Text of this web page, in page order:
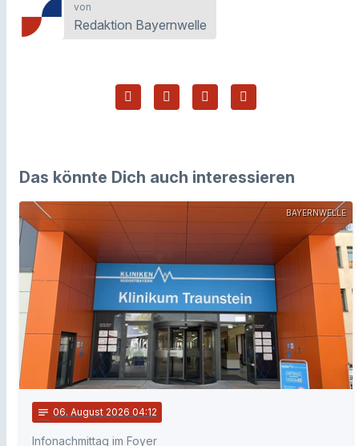
von
Redaktion Bayernwelle
Das könnte Dich auch interessieren
BAYERNWELLE
notes 06. August 2026 04:12
Infonachmittag im Foyer